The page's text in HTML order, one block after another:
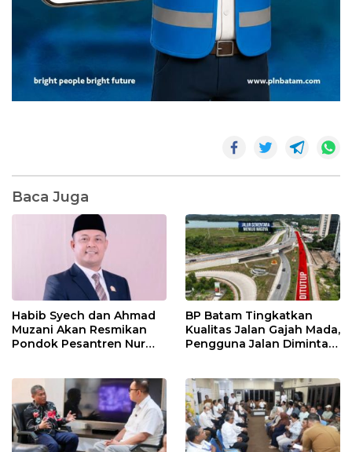
Baca Juga
Habib Syech dan Ahmad
Muzani Akan Resmikan
Pondok Pesantren Nur
BP Batam Tingkatkan
Kualitas Jalan Gajah Mada,
Pengguna Jalan Diminta